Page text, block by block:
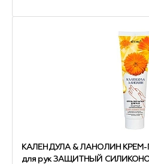
КАЛЕНДУЛА & ЛАНОЛИН КРЕМ-
для рук ЗАЩИТНЫЙ